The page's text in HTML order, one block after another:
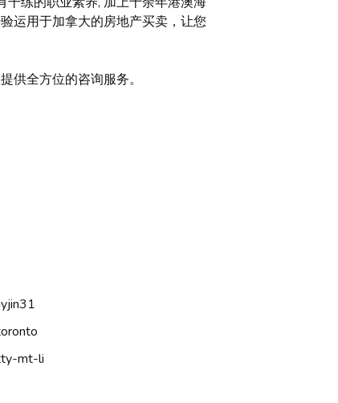
运用于加拿大的房地产买卖，让您
供全方位的咨询服务。
mt-li